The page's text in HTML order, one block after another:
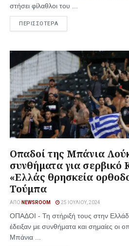
στήσει φίλαθλοι του ...
ΠΕΡΙΣΣΟΤΕΡΑ
Oπαδοί της Μπάνια
συνθήματα για σερβικό
«Ελλάς θρησκεία
Τούμπα
ΑΠΌ NEWSROOM 25 ΙΟΥΛΊΟΥ, 2024
ΟΠΑΔΟΙ - Τη στήριξή τους στην
έδειξαν με συνθήματα και σημαίες οι
Μπάνια ...